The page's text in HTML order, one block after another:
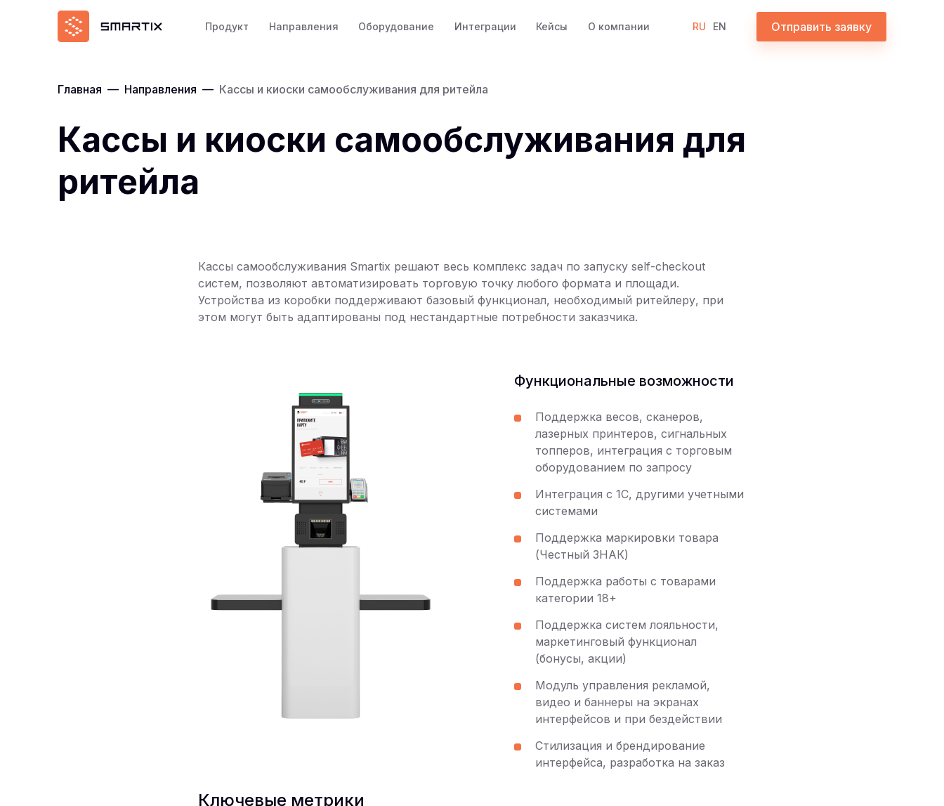
Продукт Направления Оборудование Интеграции Кейсы О компании RU EN Отправить заявку
Главная — Направления — Кассы и киоски самообслуживания для ритейла
Кассы и киоски самообслуживания для
ритейла
Кассы самообслуживания Smartix решают весь комплекс задач по запуску self-checkout
систем, позволяют автоматизировать торговую точку любого формата и площади.
Устройства из коробки поддерживают базовый функционал, необходимый ритейлеру, при
этом могут быть адаптированы под нестандартные потребности заказчика.
Функциональные возможности
Поддержка весов, сканеров,
лазерных принтеров, сигнальных
топперов, интеграция с торговым
оборудованием по запросу
Интеграция с 1С, другими учетными
системами
Поддержка маркировки товара
(Честный ЗНАК)
Поддержка работы с товарами
категории 18+
Поддержка систем лояльности,
маркетинговый функционал
(бонусы, акции)
Модуль управления рекламой,
видео и баннеры на экранах
интерфейсов и при бездействии
Стилизация и брендирование
интерфейса, разработка на заказ
Ключевые метрики